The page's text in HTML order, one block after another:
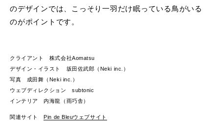
のデザインでは、こっそり一羽だけ眠っている鳥がいる
のがポイントです。
クライアント 株式会社Aomatsu
デザイン・イラスト 坂田佐武郎（Neki inc.）
写真 成田舞（Neki inc.）
ウェブディレクション subtonic
インテリア 内海龍（雨巧舎）
関連サイト Pin de Bleuウェブサイト